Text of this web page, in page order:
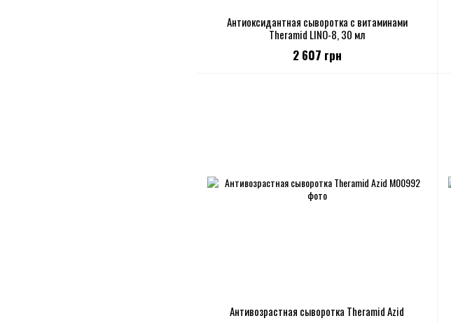
Антиоксидантная сыворотка с витаминами
Theramid LINO-8, 30 мл
2 607 грн
Антивозрастная сыворотка Theramid Azid